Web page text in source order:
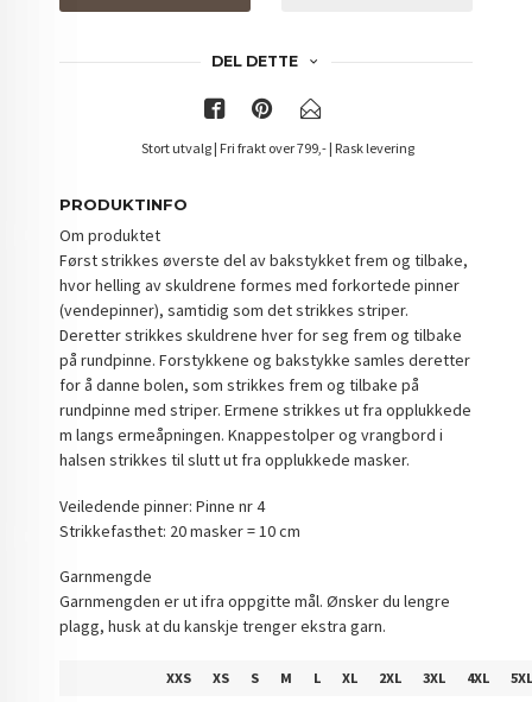
DEL DETTE
Stort utvalg | Fri frakt over 799,- | Rask levering
PRODUKTINFO
Om produktet
Først strikkes øverste del av bakstykket frem og tilbake,
hvor helling av skuldrene formes med forkortede pinner
(vendepinner), samtidig som det strikkes striper.
Deretter strikkes skuldrene hver for seg frem og tilbake
på rundpinne. Forstykkene og bakstykke samles deretter
for å danne bolen, som strikkes frem og tilbake på
rundpinne med striper. Ermene strikkes ut fra opplukkede
m langs ermeåpningen. Knappestolper og vrangbord i
halsen strikkes til slutt ut fra opplukkede masker.
Veiledende pinner: Pinne nr 4
Strikkefasthet: 20 masker = 10 cm
Garnmengde
Garnmengden er ut ifra oppgitte mål. Ønsker du lengre
plagg, husk at du kanskje trenger ekstra garn.
XXS XS S M L XL 2XL 3XL 4XL